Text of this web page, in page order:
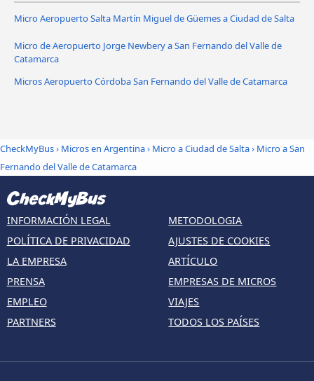
Micro Aeropuerto Salta Martín Miguel de Güemes a Ciudad de Salta
Micro de Aeropuerto Jorge Newbery a San Fernando del Valle de
Catamarca
Micros Aeropuerto Córdoba San Fernando del Valle de Catamarca
CheckMyBus› Micros en Argentina› Micro a Ciudad de Salta› Micro a San
Fernando del Valle de Catamarca
INFORMACIÓN LEGAL
POLÍTICA DE PRIVACIDAD
LA EMPRESA
PRENSA
EMPLEO
PARTNERS
METODOLOGIA
AJUSTES DE COOKIES
ARTÍCULO
EMPRESAS DE MICROS
VIAJES
TODOS LOS PAÍSES